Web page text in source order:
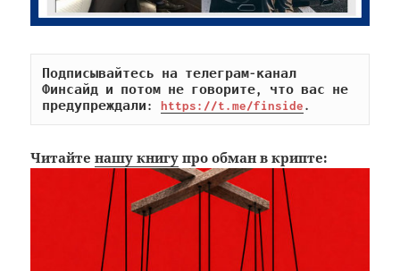
Подписывайтесь на телеграм-канал
Финсайд и потом не говорите, что вас не
предупреждали: https://t.me/finside.
Читайтенашу книгу про обман в крипте: